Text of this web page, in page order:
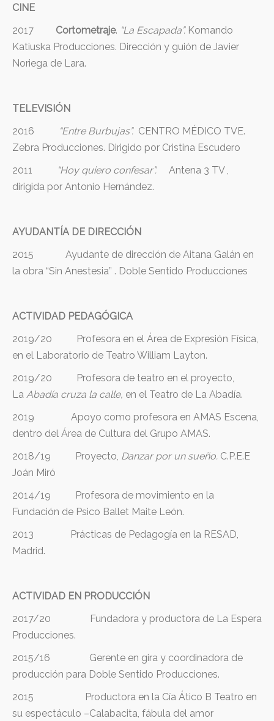
CINE
2017 Cortometraje. “La Escapada”. Komando
Katiuska Producciones. Dirección y guión de Javier
Noriega de Lara.
TELEVISIÓN
2016
“Entre Burbujas”. CENTRO MÉDICO TVE.
Zebra Producciones. Dirigido por Cristina Escudero
2011
“Hoy quiero confesar”.Antena 3 TV ,
dirigida por Antonio Hernández.
AYUDANTÍA DE DIRECCIÓN
2015 Ayudante de dirección de Aitana Galán en
la obra “Sin Anestesia” . Doble Sentido Producciones
ACTIVIDAD PEDAGÓGICA
2019/20 Profesora en el Área de Expresión Física,
en el Laboratorio de Teatro William Layton.
2019/20 Profesora de teatro en el proyecto,
La Abadía cruza la calle, en el Teatro de La Abadía.
2019 Apoyo como profesora en AMAS Escena,
dentro del Área de Cultura del Grupo AMAS.
2018/19 Proyecto, Danzar por un sueño. C.P.E.E
Joán Miró
2014/19
Profesora de movimiento en la
Fundación de Psico Ballet Maite León.
2013 Prácticas de Pedagogía en la RESAD,
Madrid.
ACTIVIDAD EN PRODUCCIÓN
2017/20 Fundadora y productora de La Espera
Producciones.
2015/16 Gerente en gira y coordinadora de
producción para Doble Sentido Producciones.
2015 Productora en la Cía Ático B Teatro en
su espectáculo –Calabacita, fábula del amor